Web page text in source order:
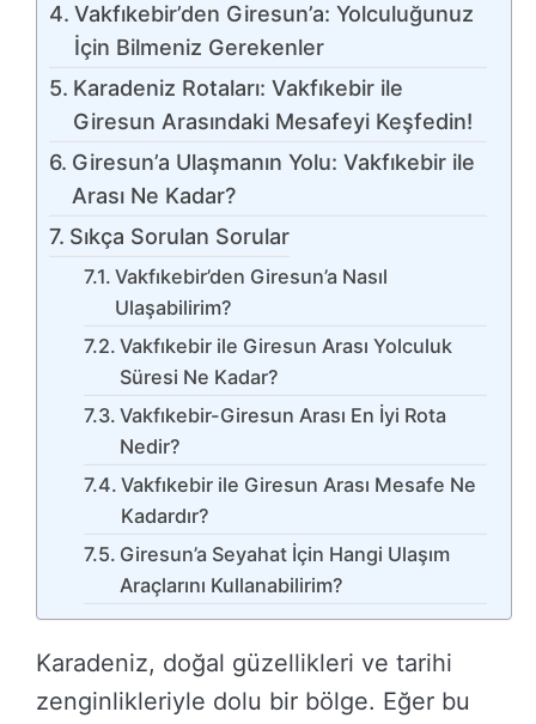
Vakfıkebir’den Giresun’a: Yolculuğunuz
İçin Bilmeniz Gerekenler
Karadeniz Rotaları: Vakfıkebir ile
Giresun Arasındaki Mesafeyi Keşfedin!
Giresun’a Ulaşmanın Yolu: Vakfıkebir ile
Arası Ne Kadar?
Sıkça Sorulan Sorular
Vakfıkebir’den Giresun’a Nasıl
Ulaşabilirim?
Vakfıkebir ile Giresun Arası Yolculuk
Süresi Ne Kadar?
Vakfıkebir-Giresun Arası En İyi Rota
Nedir?
Vakfıkebir ile Giresun Arası Mesafe Ne
Kadardır?
Giresun’a Seyahat İçin Hangi Ulaşım
Araçlarını Kullanabilirim?
Karadeniz, doğal güzellikleri ve tarihi
zenginlikleriyle dolu bir bölge. Eğer bu